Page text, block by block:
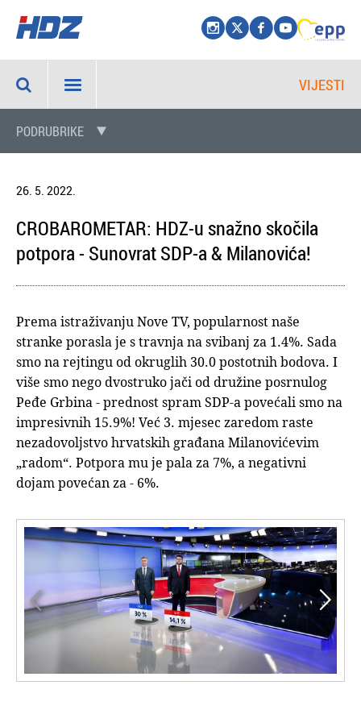
VIJESTI
PODRUBRIKE
26. 5. 2022.
CROBAROMETAR: HDZ-u snažno skočila
potpora - Sunovrat SDP-a & Milanovića!
Prema istraživanju Nove TV, popularnost naše
stranke porasla je s travnja na svibanj za 1.4%. Sada
smo na rejtingu od okruglih 30.0 postotnih bodova. I
više smo nego dvostruko jači od družine posrnulog
Peđe Grbina - prednost spram SDP-a povećali smo na
impresivnih 15.9%! Već 3. mjesec zaredom raste
nezadovoljstvo hrvatskih građana Milanovićevim
„radom“. Potpora mu je pala za 7%, a negativni
dojam povećan za - 6%.

